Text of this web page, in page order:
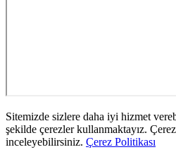
Sitemizde sizlere daha iyi hizmet
şekilde çerezler kullanmaktayız.
inceleyebilirsiniz. Çerez Politikası